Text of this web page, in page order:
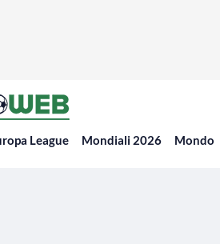
League Mondiali 2026 Mondo